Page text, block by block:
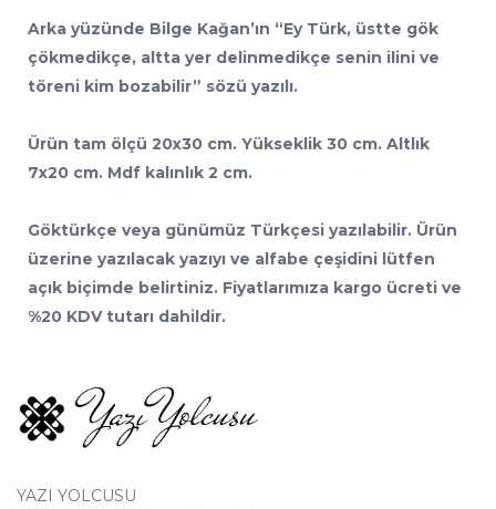
Arka yüzünde Bilge Kağan’ın “Ey Türk, üstte gök
çökmedikçe, altta yer delinmedikçe senin ilini ve
töreni kim bozabilir” sözü yazılı.
Ürün tam ölçü 20x30 cm. Yükseklik 30 cm. Altlık
7x20 cm. Mdf kalınlık 2 cm.
Göktürkçe veya günümüz Türkçesi yazılabilir. Ürün
üzerine yazılacak yazıyı ve alfabe çeşidini lütfen
açık biçimde belirtiniz. Fiyatlarımıza kargo ücreti ve
%20 KDV tutarı dahildir.
YAZI YOLCUSU